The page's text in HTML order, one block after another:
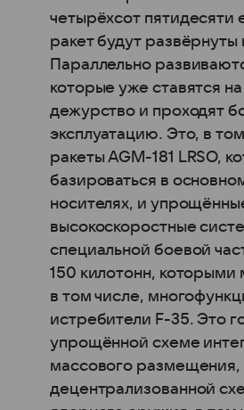
четырёхсот пятидесяти
ракет будут развёрнуты
Параллельно
которые уже ставятся
дежурство и проходят
эксплуатацию. Это, в
ракеты AGM-181 LRSO,
базироваться в
носителях, и
высокоскоростные
специальной боевой
150 килотонн, которыми
в том числе,
истребители F-35. Это
упрощённой схеме
массового размещения,
децентрализованной